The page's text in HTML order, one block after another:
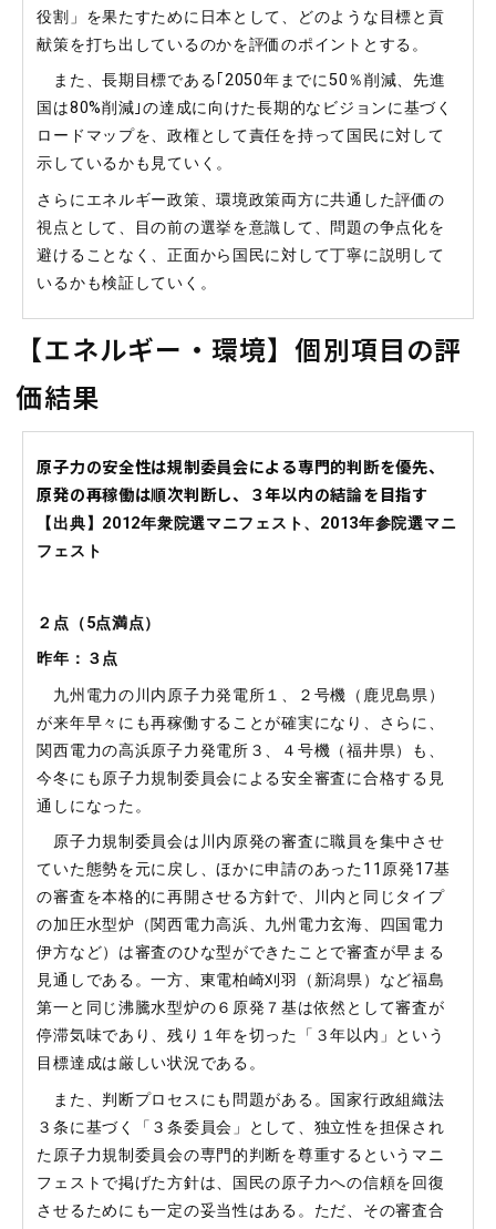
役割」を果たすために日本として、どのような目標と貢
献策を打ち出しているのかを評価のポイントとする。
また、長期目標である｢2050年までに50％削減、先進
国は80%削減｣の達成に向けた長期的なビジョンに基づく
ロードマップを、政権として責任を持って国民に対して
示しているかも見ていく。
さらにエネルギー政策、環境政策両方に共通した評価の
視点として、目の前の選挙を意識して、問題の争点化を
避けることなく、正面から国民に対して丁寧に説明して
いるかも検証していく。
【エネルギー・環境】個別項目の評
価結果
原子力の安全性は規制委員会による専門的判断を優先、
原発の再稼働は順次判断し、３年以内の結論を目指す
【出典】2012年衆院選マニフェスト、2013年参院選マニ
フェスト
２点（5点満点）
昨年：３点
九州電力の川内原子力発電所１、２号機（鹿児島県）
が来年早々にも再稼働することが確実になり、さらに、
関西電力の高浜原子力発電所３、４号機（福井県）も、
今冬にも原子力規制委員会による安全審査に合格する見
通しになった。
原子力規制委員会は川内原発の審査に職員を集中させ
ていた態勢を元に戻し、ほかに申請のあった11原発17基
の審査を本格的に再開させる方針で、川内と同じタイプ
の加圧水型炉（関西電力高浜、九州電力玄海、四国電力
伊方など）は審査のひな型ができたことで審査が早まる
見通しである。一方、東電柏崎刈羽（新潟県）など福島
第一と同じ沸騰水型炉の６原発７基は依然として審査が
停滞気味であり、残り１年を切った「３年以内」という
目標達成は厳しい状況である。
また、判断プロセスにも問題がある。国家行政組織法
３条に基づく「３条委員会」として、独立性を担保され
た原子力規制委員会の専門的判断を尊重するというマニ
フェストで掲げた方針は、国民の原子力への信頼を回復
させるためにも一定の妥当性はある。ただ、その審査合